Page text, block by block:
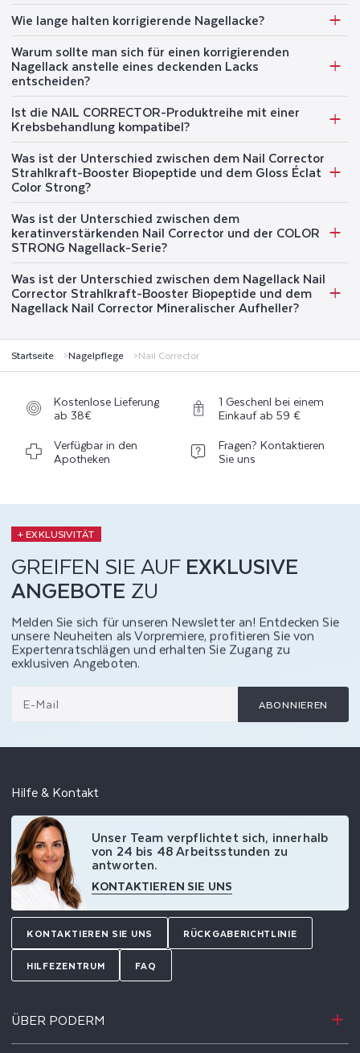
Wie lange halten korrigierende Nagellacke?
Warum sollte man sich für einen korrigierenden
Nagellack anstelle eines deckenden Lacks
entscheiden?
Ist die NAIL CORRECTOR-Produktreihe mit einer
Krebsbehandlung kompatibel?
Was ist der Unterschied zwischen dem Nail Corrector
Strahlkraft-Booster Biopeptide und dem Gloss Éclat
Color Strong?
Was ist der Unterschied zwischen dem
keratinverstärkenden Nail Corrector und der COLOR
STRONG Nagellack-Serie?
Was ist der Unterschied zwischen dem Nagellack Nail
Corrector Strahlkraft-Booster Biopeptide und dem
Nagellack Nail Corrector Mineralischer Aufheller?
Startseite Nagelpflege Nail Corrector
Kostenlose Lieferung
ab 38€
1 Geschenl bei einem
Einkauf ab 59 €
Verfügbar in den
Apotheken
Fragen? Kontaktieren
Sie uns
+ EXKLUSIVITÄT
GREIFEN SIE AUFEXKLUSIVE
ANGEBOTE ZU
Melden Sie sich für unseren Newsletter an! Entdecken Sie
unsere Neuheiten als Vorpremiere, profitieren Sie von
Expertenratschlägen und erhalten Sie Zugang zu
exklusiven Angeboten.
E-Mail ABONNIEREN
Hilfe & Kontakt
Unser Team verpflichtet sich, innerhalb
von 24 bis 48 Arbeitsstunden zu
antworten.
KONTAKTIEREN SIE UNS
KONTAKTIEREN SIE UNS RÜCKGABERICHTLINIE
HILFEZENTRUM FAQ
ÜBER PODERM